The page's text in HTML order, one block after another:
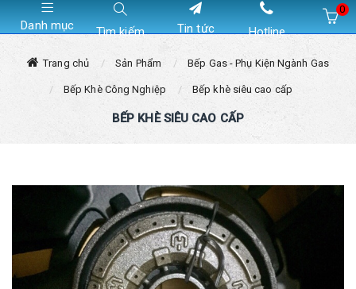
Danh mục Tìm kiếm Tin tức Hotline
0
Trang chủ Sản Phẩm Bếp Gas - Phụ Kiện Ngành Gas
Bếp Khè Công Nghiệp Bếp khè siêu cao cấp
BẾP KHÈ SIÊU CAO CẤP